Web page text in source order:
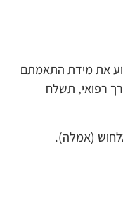
את מידת התאמתם
רפואי, תשלח
(אמלה).